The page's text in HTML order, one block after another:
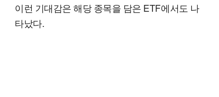
이런 기대감은 해당 종목을 담은 ETF에서도 나
타났다.